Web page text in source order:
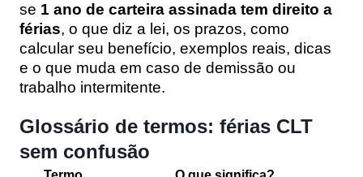
se 1 ano de carteira assinada tem direito a
férias, o que diz a lei, os prazos, como
calcular seu benefício, exemplos reais, dicas
e o que muda em caso de demissão ou
trabalho intermitente.
Glossário de termos: férias CLT
sem confusão